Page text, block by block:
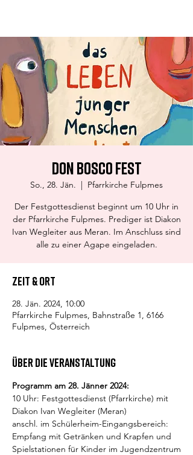
Don Bosco Fest
So., 28. Jän.
  |
Pfarrkirche Fulpmes
Der Festgottesdienst beginnt um 10 Uhr in
der Pfarrkirche Fulpmes. Prediger ist Diakon
Ivan Wegleiter aus Meran. Im Anschluss sind
alle zu einer Agape eingeladen.
Zeit & Ort
28. Jän. 2024, 10:00
Pfarrkirche Fulpmes, Bahnstraße 1, 6166
Fulpmes, Österreich
Über die Veranstaltung
Programm am 28. Jänner 2024:
10 Uhr: Festgottesdienst (Pfarrkirche) mit
Diakon Ivan Wegleiter (Meran)
anschl. im Schülerheim-Eingangsbereich:
Empfang mit Getränken und Krapfen und
Spielstationen für Kinder im Jugendzentrum